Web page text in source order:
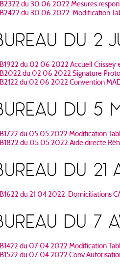
du 30 06 2022 Mesures
du 30 06 2022 Modification
DU 2
du 02 06 2022 Accueil Crissey
du 02 06 2022 Signature
du 02 06 2022 Convention
DU 5
du 05 05 2022 Modification
du 05 05 2022 Aide directe
DU 21
du 21 04 2022 Domiciliations
DU 7
du 07 04 2022 Modification
du 07 04 2022 Conv